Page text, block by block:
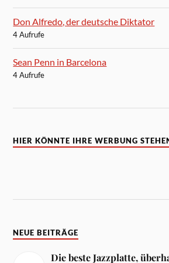
Don Alfredo, der deutsche Diktator
4 Aufrufe
Sean Penn in Barcelona
4 Aufrufe
HIER KÖNNTE IHRE WERBUNG
NEUE BEITRÄGE
Die beste Jazzplatte,